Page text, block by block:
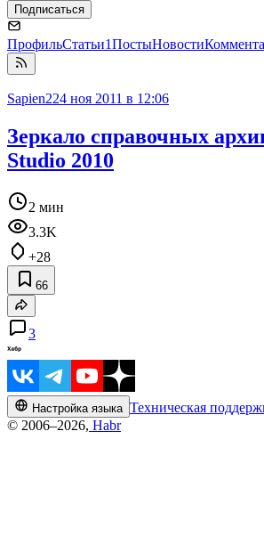
Подписаться
ПрофильСтатьи1ПостыНовости
Sapien224 ноя 2011 в 12:06
Зеркало справочных
Studio 2010
2 мин
3.3K
+28
66
3
Настройка языка Техническая
© 2006–2026, Habr